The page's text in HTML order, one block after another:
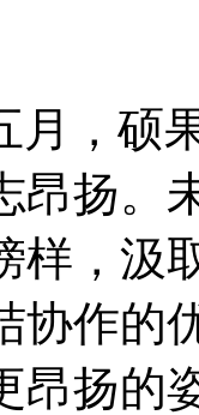
月，硕
昂扬。
样，汲
协作的
昂扬的